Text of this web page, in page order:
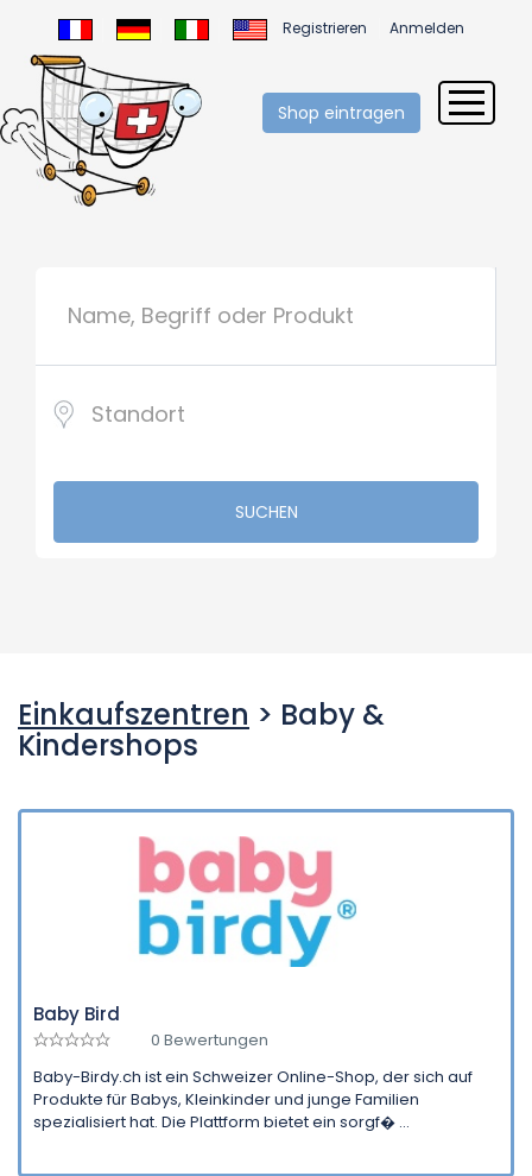
Registrieren Anmelden
Shop eintragen
SUCHEN
Einkaufszentren > Baby &
Kindershops
Baby Bird
0 Bewertungen
Baby-Birdy.ch ist ein Schweizer Online-Shop, der sich auf
Produkte für Babys, Kleinkinder und junge Familien
spezialisiert hat. Die Plattform bietet ein sorgf� ...